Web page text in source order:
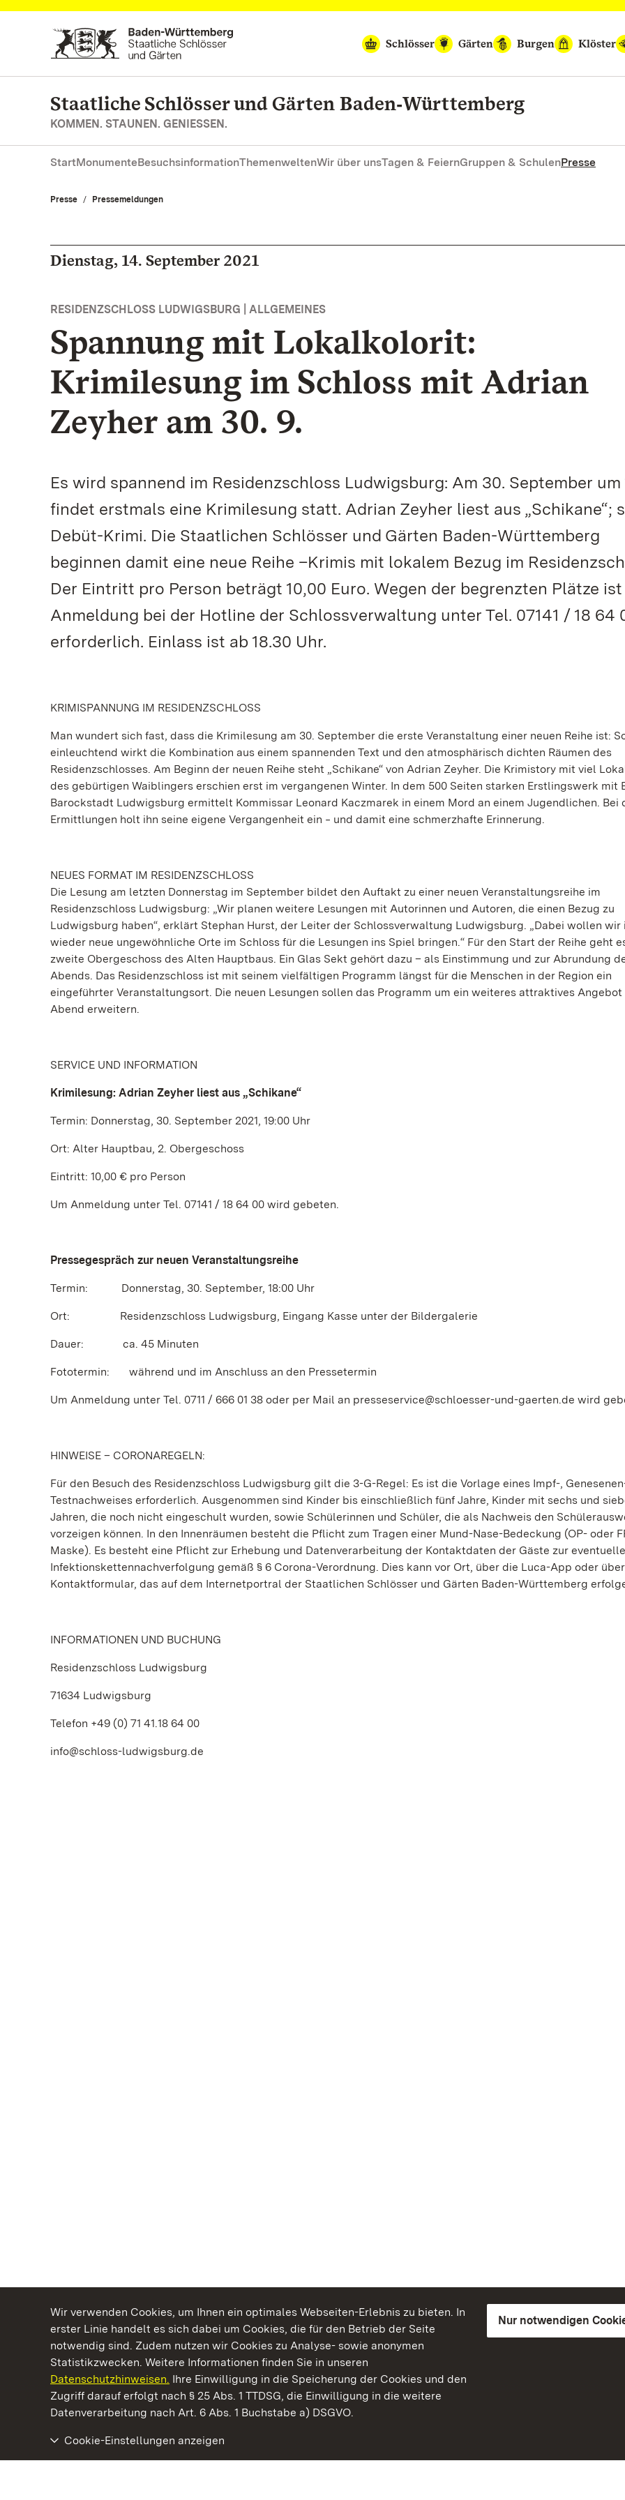
Wir verwenden Cookies, um Ihnen ein optimales Webseiten-Erlebnis zu bieten. In
erster Linie handelt es sich dabei um Cookies, die für den Betrieb der Seite
notwendig sind. Zudem nutzen wir Cookies zu Analyse- sowie anonymen
Statistikzwecken. Weitere Informationen finden Sie in unseren
Datenschutzhinweisen. Ihre Einwilligung in die Speicherung der Cookies und den
Zugriff darauf erfolgt nach § 25 Abs. 1 TTDSG, die Einwilligung in die weitere
Datenverarbeitung nach Art. 6 Abs. 1 Buchstabe a) DSGVO.
Nur notwendigen
Cookie-Einstellungen anzeigen
Zum Hauptinhalt springen
Schlösser
Gärten Burgen Klöster
Staatliche Schlösser und Gärten Baden‑Württemberg
KOMMEN. STAUNEN. GENIESSEN.
StartMonumenteBesuchsinformationThemenweltenWir über unsTagen & FeiernGruppen & SchulenPresse
Presse Pressemeldungen
Dienstag, 14. September 2021
RESIDENZSCHLOSS LUDWIGSBURG | ALLGEMEINES
Spannung mit Lokalkolorit:
Krimilesung im Schloss mit Adrian
Zeyher am 30. 9.
Es wird spannend im Residenzschloss Ludwigsburg: Am 30. September um
findet erstmals eine Krimilesung statt. Adrian Zeyher liest aus „Schikane“;
Debüt-Krimi. Die Staatlichen Schlösser und Gärten Baden-Württemberg
beginnen damit eine neue Reihe –Krimis mit lokalem Bezug im
Der Eintritt pro Person beträgt 10,00 Euro. Wegen der begrenzten Plätze
Anmeldung bei der Hotline der Schlossverwaltung unter Tel. 07141 / 18 64
erforderlich. Einlass ist ab 18.30 Uhr.
KRIMISPANNUNG IM RESIDENZSCHLOSS
Man wundert sich fast, dass die Krimilesung am 30. September die erste Veranstaltung einer neuen Reihe ist:
einleuchtend wirkt die Kombination aus einem spannenden Text und den atmosphärisch dichten Räumen des
Residenzschlosses. Am Beginn der neuen Reihe steht „Schikane“ von Adrian Zeyher. Die Krimistory mit viel
des gebürtigen Waiblingers erschien erst im vergangenen Winter. In dem 500 Seiten starken Erstlingswerk mit
Barockstadt Ludwigsburg ermittelt Kommissar Leonard Kaczmarek in einem Mord an einem Jugendlichen. Bei
Ermittlungen holt ihn seine eigene Vergangenheit ein ‒ und damit eine schmerzhafte Erinnerung.
NEUES FORMAT IM RESIDENZSCHLOSS
Die Lesung am letzten Donnerstag im September bildet den Auftakt zu einer neuen Veranstaltungsreihe im
Residenzschloss Ludwigsburg: „Wir planen weitere Lesungen mit Autorinnen und Autoren, die einen Bezug zu
Ludwigsburg haben“, erklärt Stephan Hurst, der Leiter der Schlossverwaltung Ludwigsburg. „Dabei wollen wir
wieder neue ungewöhnliche Orte im Schloss für die Lesungen ins Spiel bringen.“ Für den Start der Reihe geht
zweite Obergeschoss des Alten Hauptbaus. Ein Glas Sekt gehört dazu – als Einstimmung und zur Abrundung
Abends. Das Residenzschloss ist mit seinem vielfältigen Programm längst für die Menschen in der Region ein
eingeführter Veranstaltungsort. Die neuen Lesungen sollen das Programm um ein weiteres attraktives Angebot
Abend erweitern.
SERVICE UND INFORMATION
Krimilesung: Adrian Zeyher liest aus „Schikane“
Termin: Donnerstag, 30. September 2021, 19:00 Uhr
Ort: Alter Hauptbau, 2. Obergeschoss
Eintritt: 10,00 € pro Person
Um Anmeldung unter Tel. 07141 / 18 64 00 wird gebeten.
Pressegespräch zur neuen Veranstaltungsreihe
Termin: Donnerstag, 30. September, 18:00 Uhr
Ort: Residenzschloss Ludwigsburg, Eingang Kasse unter der Bildergalerie
Dauer: ca. 45 Minuten
Fototermin: während und im Anschluss an den Pressetermin
Um Anmeldung unter Tel. 0711 / 666 01 38 oder per Mail an presseservice@schloesser-und-gaerten.de wird
HINWEISE – CORONAREGELN:
Für den Besuch des Residenzschloss Ludwigsburg gilt die 3-G-Regel: Es ist die Vorlage eines Impf-,
Testnachweises erforderlich. Ausgenommen sind Kinder bis einschließlich fünf Jahre, Kinder mit sechs und
Jahren, die noch nicht eingeschult wurden, sowie Schülerinnen und Schüler, die als Nachweis den
vorzeigen können. In den Innenräumen besteht die Pflicht zum Tragen einer Mund-Nase-Bedeckung (OP- oder
Maske). Es besteht eine Pflicht zur Erhebung und Datenverarbeitung der Kontaktdaten der Gäste zur
Infektionskettennachverfolgung gemäß § 6 Corona-Verordnung. Dies kann vor Ort, über die Luca-App oder
Kontaktformular, das auf dem Internetportral der Staatlichen Schlösser und Gärten Baden-Württemberg
INFORMATIONEN UND BUCHUNG
Residenzschloss Ludwigsburg
71634 Ludwigsburg
Telefon +49 (0) 71 41.18 64 00
info@schloss-ludwigsburg.de
Kommen. Staunen. Genießen.